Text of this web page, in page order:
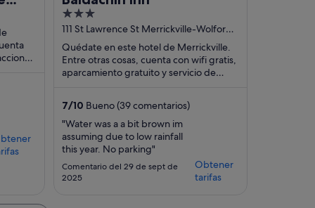
3
out
of
5
111 St Lawrence St Merrickville-Wolford
ON
Quédate en este hotel de Merrickville.
Entre otras cosas, cuenta con wifi gratis,
aparcamiento gratuito y servicio de
7/10 Bueno (39 comentarios)
"Water was a a bit brown im
assuming due to low rainfall
this year. No parking"
Comentario del 29 de sept de
2025
Obtener
tarifas